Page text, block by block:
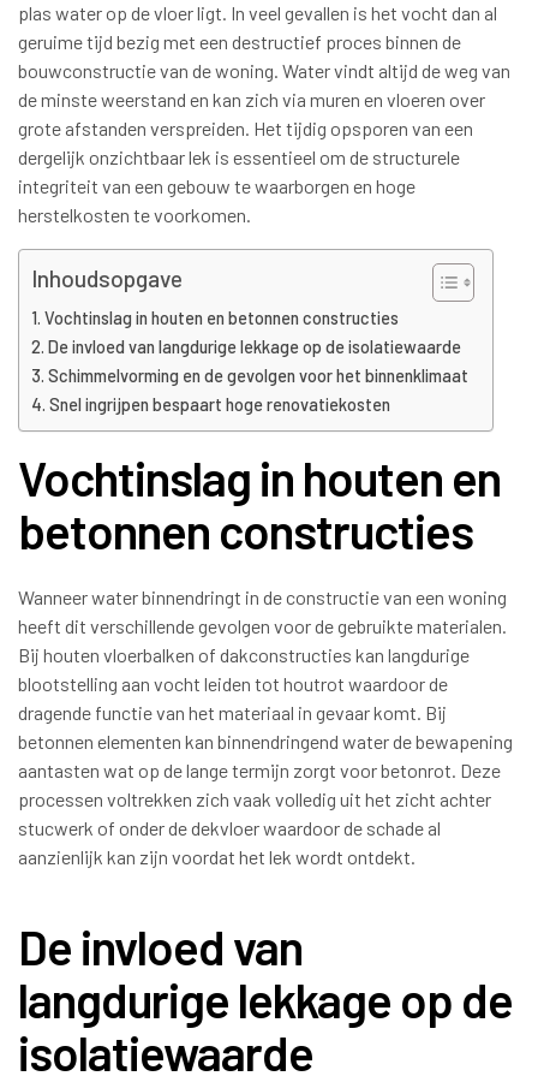
plas water op de vloer ligt. In veel gevallen is het vocht dan al
geruime tijd bezig met een destructief proces binnen de
bouwconstructie van de woning. Water vindt altijd de weg van
de minste weerstand en kan zich via muren en vloeren over
grote afstanden verspreiden. Het tijdig opsporen van een
dergelijk onzichtbaar lek is essentieel om de structurele
integriteit van een gebouw te waarborgen en hoge
herstelkosten te voorkomen.
Inhoudsopgave
Vochtinslag in houten en betonnen constructies
De invloed van langdurige lekkage op de isolatiewaarde
Schimmelvorming en de gevolgen voor het binnenklimaat
Snel ingrijpen bespaart hoge renovatiekosten
Vochtinslag in houten en
betonnen constructies
Wanneer water binnendringt in de constructie van een woning
heeft dit verschillende gevolgen voor de gebruikte materialen.
Bij houten vloerbalken of dakconstructies kan langdurige
blootstelling aan vocht leiden tot houtrot waardoor de
dragende functie van het materiaal in gevaar komt. Bij
betonnen elementen kan binnendringend water de bewapening
aantasten wat op de lange termijn zorgt voor betonrot. Deze
processen voltrekken zich vaak volledig uit het zicht achter
stucwerk of onder de dekvloer waardoor de schade al
aanzienlijk kan zijn voordat het lek wordt ontdekt.
De invloed van
langdurige lekkage op de
isolatiewaarde